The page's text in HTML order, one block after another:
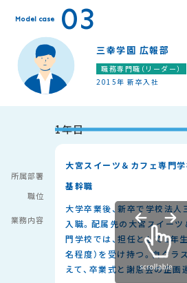
Model case 03
三幸学園 広報部
職務専門職（リーダー）
2015年 新卒入社
所属部署
職位
業務内容
1年目
大宮スイーツ＆カフェ専門
基幹職
大学卒業後、新卒で学校法人
入職。配属先の大宮スイー
門学校では、担任として1年
名程度）を受け持つ。自クラ
えて、卒業式と謝恩会の企画